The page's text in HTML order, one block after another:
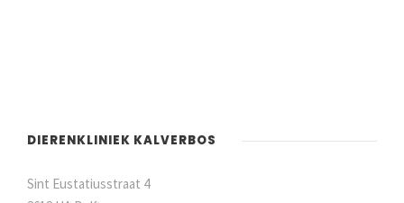
DIERENKLINIEK KALVERBOS
Sint Eustatiusstraat 4